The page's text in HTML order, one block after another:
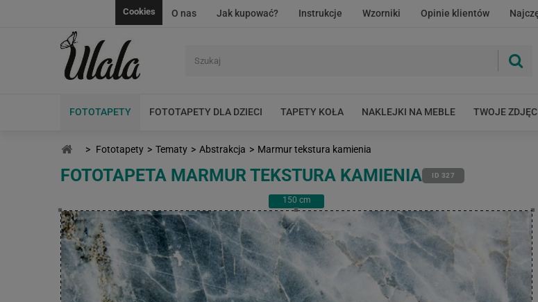
O nas Jak kupować? Instrukcje Wzorniki Opinie klientów
Cookies
FOTOTAPETY FOTOTAPETY DLA DZIECI TAPETY KOŁA NAKLEJKI NA MEBLE TWOJE
> Fototapety > Tematy > Abstrakcja > Marmur tekstura kamienia
FOTOTAPETA MARMUR TEKSTURA KAMIENIA ID 327
150 cm